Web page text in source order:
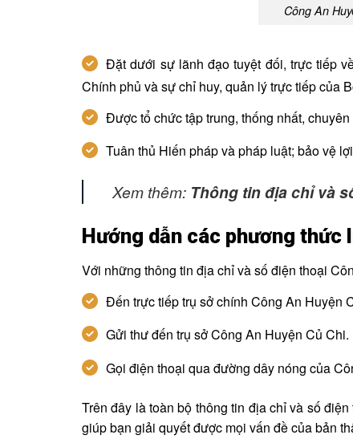
Công An
Đặt dưới sự lãnh đạo tuyệt đối, trực tiếp
Chính phủ và sự chỉ huy, quản lý trực tiếp của
Được tổ chức tập trung, thống nhất,
Tuân thủ Hiến pháp và pháp luật; bảo vệ
Xem thêm: Thông tin địa chỉ và
Hướng dẫn các phương thức
Với những thông tin địa chỉ và số điện thoại
Đến trực tiếp trụ sở chính Công An Huyện
Gửi thư đến trụ sở Công An Huyện Củ Chi.
Gọi điện thoại qua đường dây nóng của
Trên đây là toàn bộ thông tin địa chỉ và số
giúp bạn giải quyết được mọi vấn đề của bản